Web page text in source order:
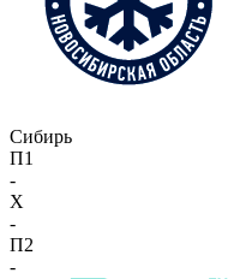
Сибирь
П1
-
X
-
П2
-